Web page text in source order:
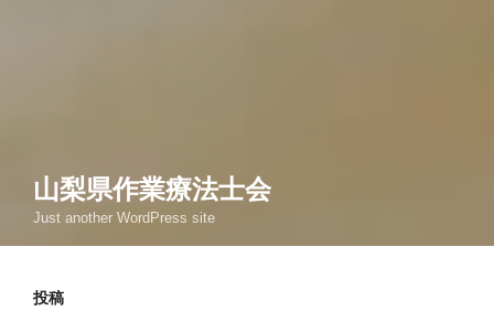
山梨県作業療法士会
Just another WordPress site
投稿